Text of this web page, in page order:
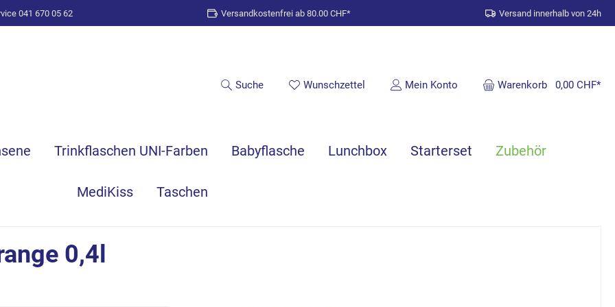
041 670 05 62 Versandkostenfrei ab 80.00 CHF* Versand innerhalb von 24h
Suche Wunschzettel Mein Konto Warenkorb 0,00 CHF*
Trinkflaschen UNI-Farben Babyflasche Lunchbox Starterset Zubehör
MediKiss Taschen
0,4l